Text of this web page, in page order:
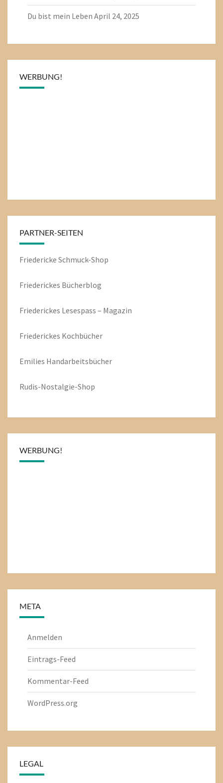
Du bist mein Leben April 24, 2025
WERBUNG!
PARTNER-SEITEN
Friedericke Schmuck-Shop
Friederickes Bücherblog
Friederickes Lesespass – Magazin
Friederickes Kochbücher
Emilies Handarbeitsbücher
Rudis-Nostalgie-Shop
WERBUNG!
META
Anmelden
Eintrags-Feed
Kommentar-Feed
WordPress.org
LEGAL